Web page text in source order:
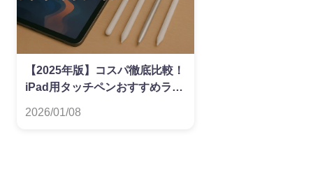
【2025年版】コスパ徹底比較！
iPad用タッチペンおすすめラン
2026/01/08